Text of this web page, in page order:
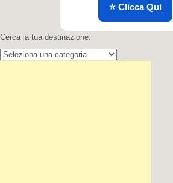
⭐ Clicca Qui
Cerca la tua destinazione:
Cerca